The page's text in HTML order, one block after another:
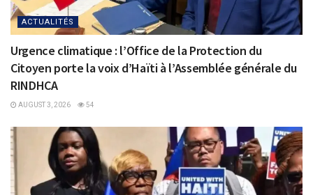
ACTUALITÉS
Urgence climatique : l’Office de la Protection du
Citoyen porte la voix d’Haïti à l’Assemblée générale du
RINDHCA
AUGUST 3, 2026 54